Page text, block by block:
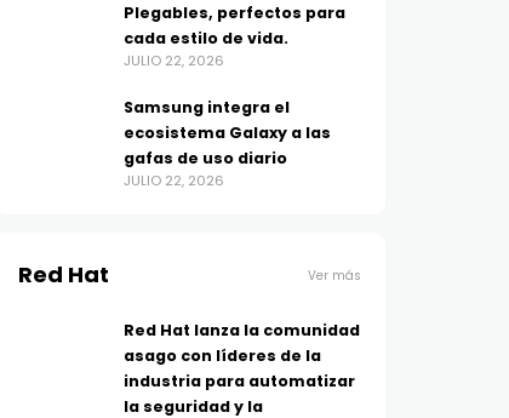
Plegables, perfectos para
cada estilo de vida.
JULIO 22, 2026
Samsung integra el
ecosistema Galaxy a las
gafas de uso diario
JULIO 22, 2026
Red Hat Ver más
Red Hat lanza la comunidad
asago con líderes de la
industria para automatizar
la seguridad y la